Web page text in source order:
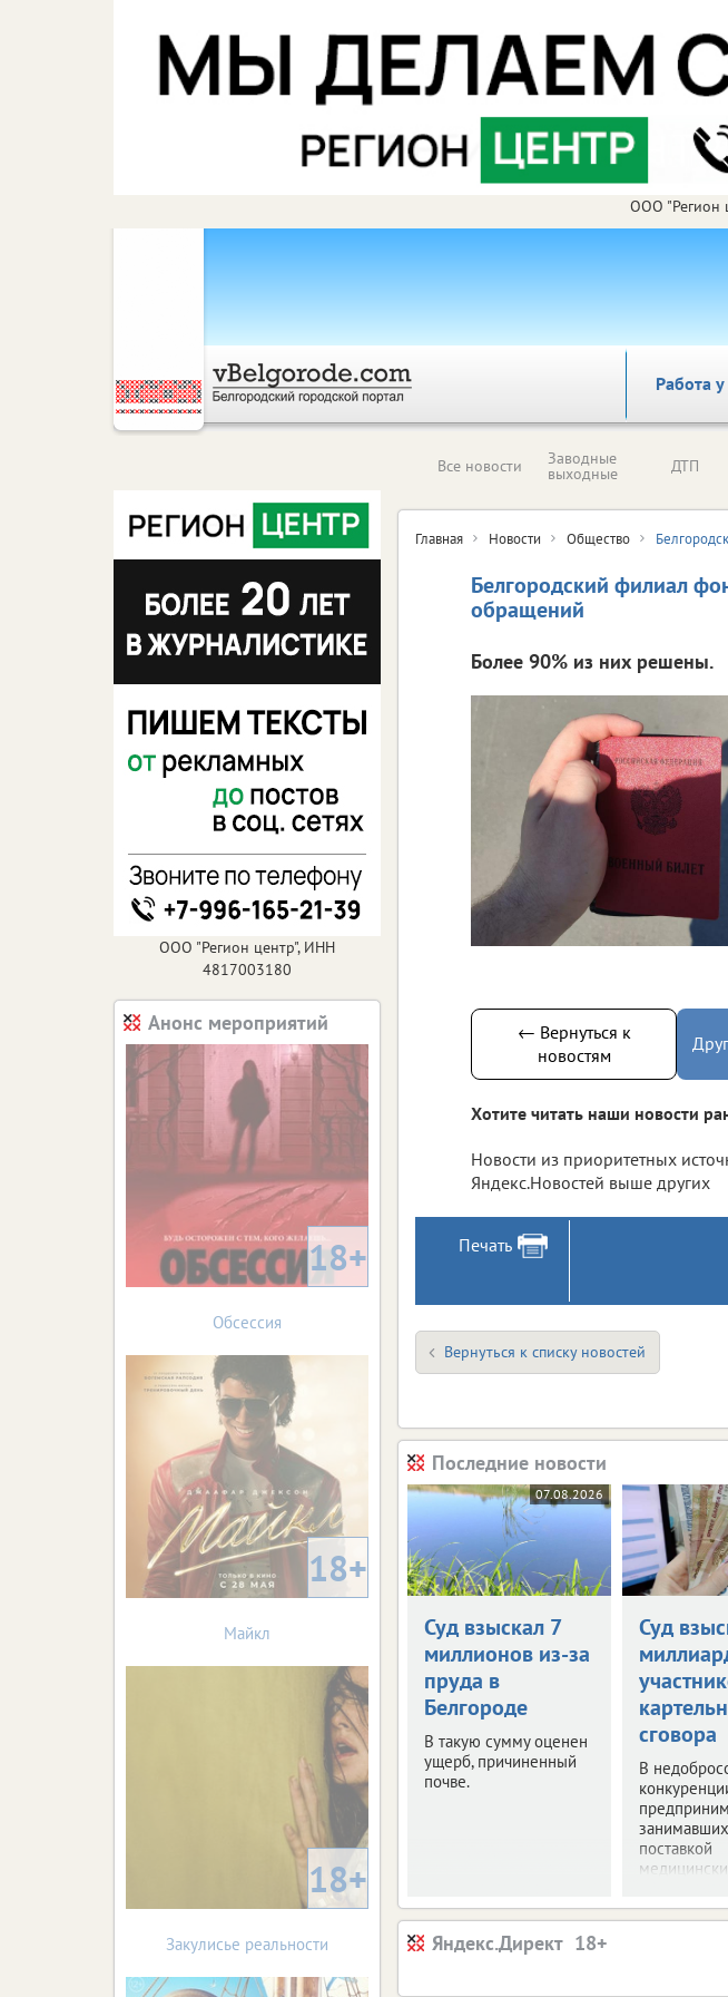
ООО "Регион
Работа у
Все новости Заводные
выходные ДТП
Главная Новости Общество
Белгородский филиал
обращений
Более 90% из них решены.
← Вернуться к
новостям
Хотите читать наши новости
Новости из приоритетных
Яндекс.Новостей выше других
Печать
Вернуться к списку новостей
Последние новости
07.08.2026
Суд взыскал 7
миллионов из-за
пруда в
Белгороде
В такую сумму оценен
ущерб, причиненный
почве.
Суд
сговора
В
поставкой
Яндекс.Директ
ООО "Регион центр", ИНН
4817003180
Анонс мероприятий
18+
Обсессия
18+
Майкл
18+
Закулисье реальности